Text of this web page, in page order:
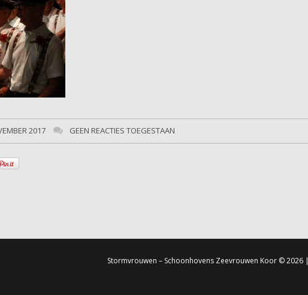
2017 GEEN REACTIES TOEGESTAAN
Stormvrouwen – Schoonhovens Zeevrouwen Koor© 2026 |